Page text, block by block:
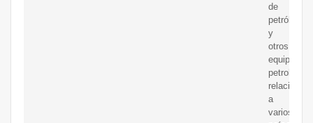
de
petróleo
y
otros
equipos
petroleros
a
varios